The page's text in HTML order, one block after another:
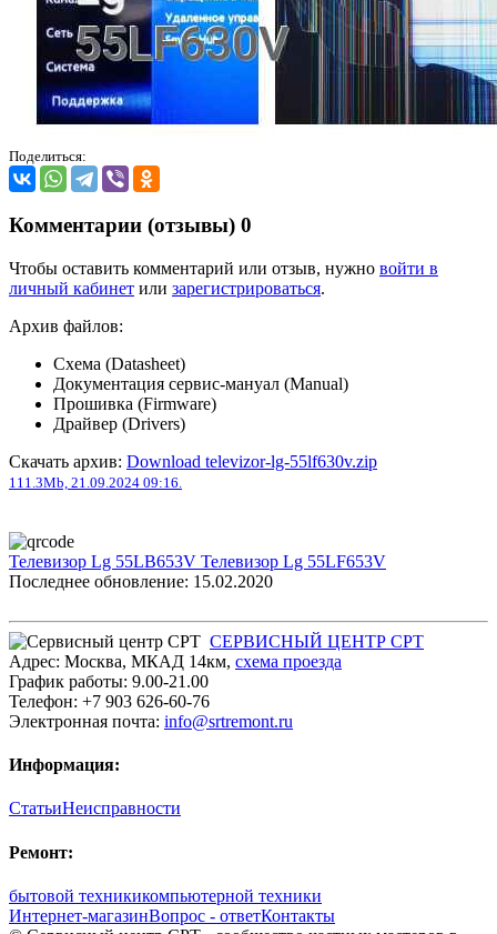
Поделиться:
Комментарии (отзывы) 0
Чтобы оставить комментарий или отзыв, нужно войти в
личный кабинет или зарегистрироваться.
Архив файлов:
Схема (Datasheet)
Документация сервис-мануал (Manual)
Прошивка (Firmware)
Драйвер (Drivers)
Скачать архив: Download televizor-lg-55lf630v.zip
111.3Mb, 21.09.2024 09:16.
Телевизор Lg 55LB653V Телевизор Lg 55LF653V
Последнее обновление: 15.02.2020
СЕРВИСНЫЙ ЦЕНТР СРТ
Адрес: Москва, МКАД 14км, cхема проезда
График работы: 9.00-21.00
Телефон: +7 903 626-60-76
Электронная почта: info@srtremont.ru
Информация:
СтатьиНеисправности
Ремонт:
бытовой техникикомпьютерной техники
Интернет-магазинВопрос - ответКонтакты